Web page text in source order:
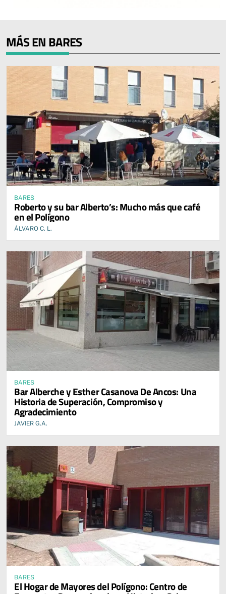
MÁS EN BARES
BARES
Roberto y su bar Alberto’s: Mucho más que café
en el Polígono
ÁLVARO C. L.
BARES
Bar Alberche y Esther Casanova De Ancos: Una
Historia de Superación, Compromiso y
Agradecimiento
JAVIER G.A.
BARES
El Hogar de Mayores del Polígono: Centro de